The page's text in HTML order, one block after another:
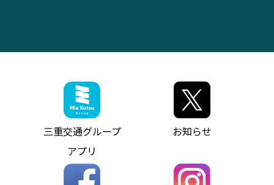
神都ライナー
ミジュマルのラッピングバス（鈴鹿管内）
参宮バス
神都バス
パールシャトル
バス情報の見える化
お客様駐車場のご案内
アイコンの説明
インターネット予約
よくあるご質問
お問い合わせ
ザ・バスコレクション三重交通バスセット
三重交通公式グッズ
ファンコーナー
お問い合わせ
お知らせ・最新情報一覧
ニュースリリース
お問い合わせ
三重交通グループ
アプリ
お知らせ